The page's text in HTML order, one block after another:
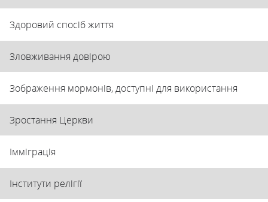
Здоровий спосіб життя
Зловживання довірою
Зображення мормонів, доступні для використання
Зростання Церкви
Імміграція
Інститути релігії